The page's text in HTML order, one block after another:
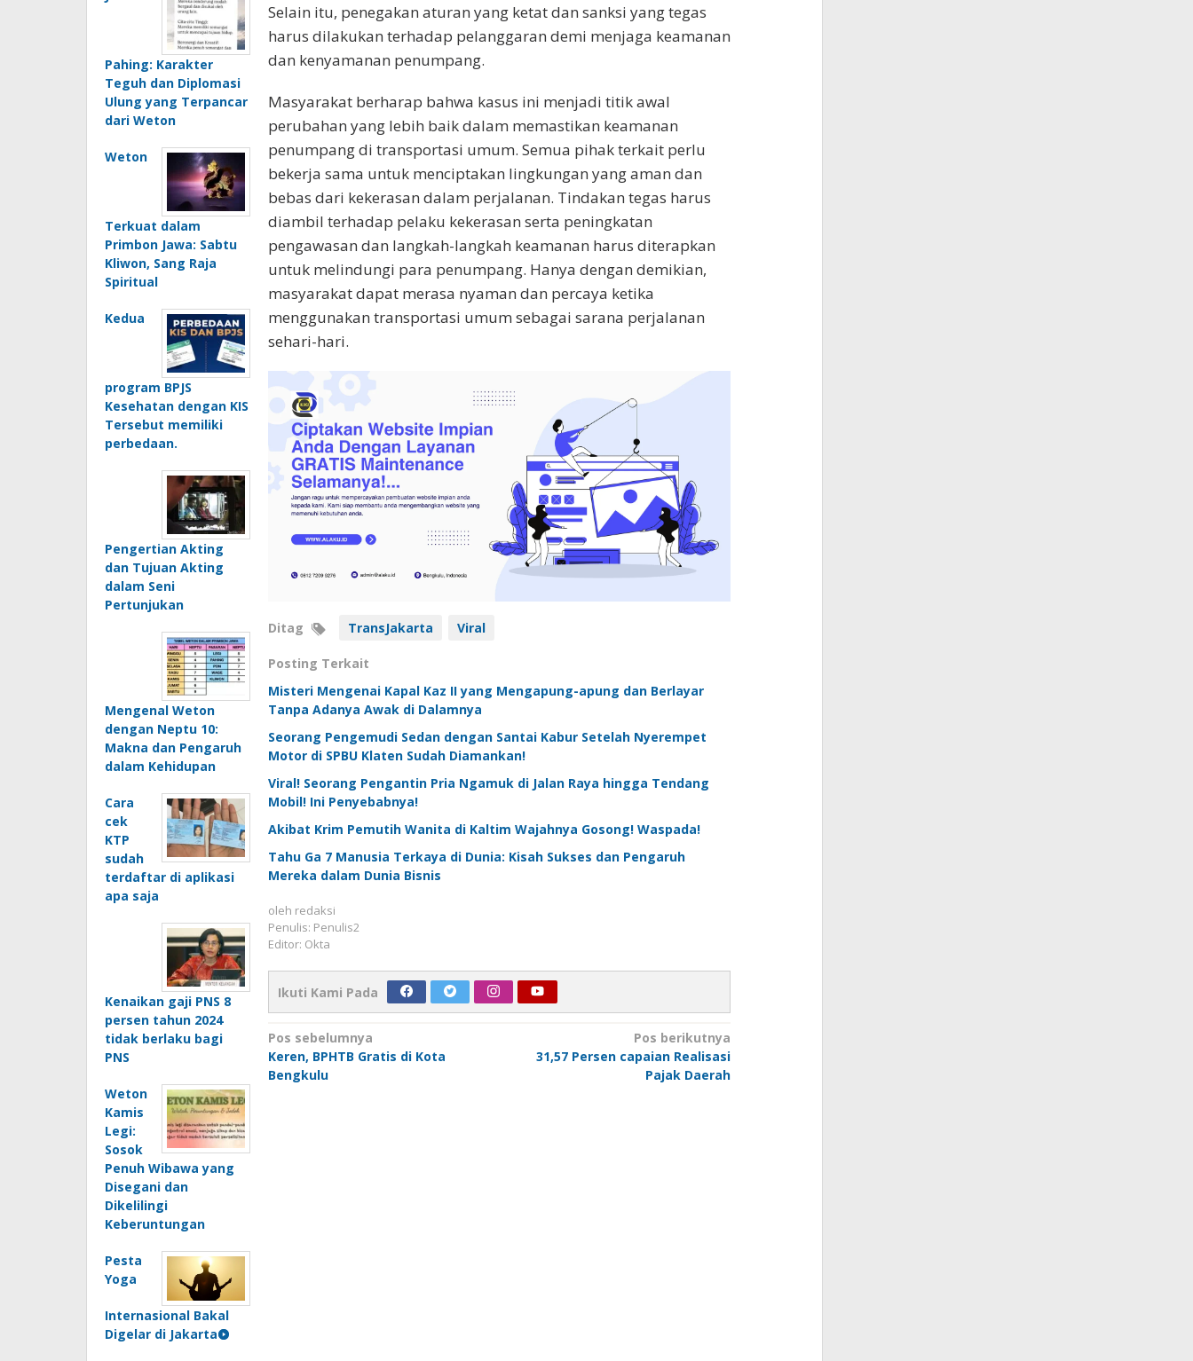
Pahing: Karakter
Teguh dan Diplomasi
Ulung yang Terpancar
dari Weton
Weton
Terkuat dalam
Primbon Jawa: Sabtu
Kliwon, Sang Raja
Spiritual
Kedua
program BPJS
Kesehatan dengan KIS
Tersebut memiliki
perbedaan.
Pengertian Akting
dan Tujuan Akting
dalam Seni
Pertunjukan
Mengenal Weton
dengan Neptu 10:
Makna dan Pengaruh
dalam Kehidupan
Cara
cek
KTP
sudah
terdaftar di aplikasi
apa saja
Kenaikan gaji PNS 8
persen tahun 2024
tidak berlaku bagi
PNS
Weton
Kamis
Legi:
Sosok
Penuh Wibawa yang
Disegani dan
Dikelilingi
Keberuntungan
Pesta
Yoga
Internasional Bakal
Digelar di Jakarta
Selain itu, penegakan aturan yang ketat dan sanksi yang tegas
harus dilakukan terhadap pelanggaran demi menjaga keamanan
dan kenyamanan penumpang.
Masyarakat berharap bahwa kasus ini menjadi titik awal
perubahan yang lebih baik dalam memastikan keamanan
penumpang di transportasi umum. Semua pihak terkait perlu
bekerja sama untuk menciptakan lingkungan yang aman dan
bebas dari kekerasan dalam perjalanan. Tindakan tegas harus
diambil terhadap pelaku kekerasan serta peningkatan
pengawasan dan langkah-langkah keamanan harus diterapkan
untuk melindungi para penumpang. Hanya dengan demikian,
masyarakat dapat merasa nyaman dan percaya ketika
menggunakan transportasi umum sebagai sarana perjalanan
sehari-hari.
Ditag TransJakarta Viral
Posting Terkait
Misteri Mengenai Kapal Kaz II yang Mengapung-apung dan Berlayar
Tanpa Adanya Awak di Dalamnya
Seorang Pengemudi Sedan dengan Santai Kabur Setelah Nyerempet
Motor di SPBU Klaten Sudah Diamankan!
Viral! Seorang Pengantin Pria Ngamuk di Jalan Raya hingga Tendang
Mobil! Ini Penyebabnya!
Akibat Krim Pemutih Wanita di Kaltim Wajahnya Gosong! Waspada!
Tahu Ga 7 Manusia Terkaya di Dunia: Kisah Sukses dan Pengaruh
Mereka dalam Dunia Bisnis
oleh redaksi
Penulis: Penulis2
Editor: Okta
Ikuti Kami Pada
Navigasi
pos
Pos sebelumnya
Keren, BPHTB Gratis di Kota
Bengkulu
Pos berikutnya
31,57 Persen capaian Realisasi
Pajak Daerah